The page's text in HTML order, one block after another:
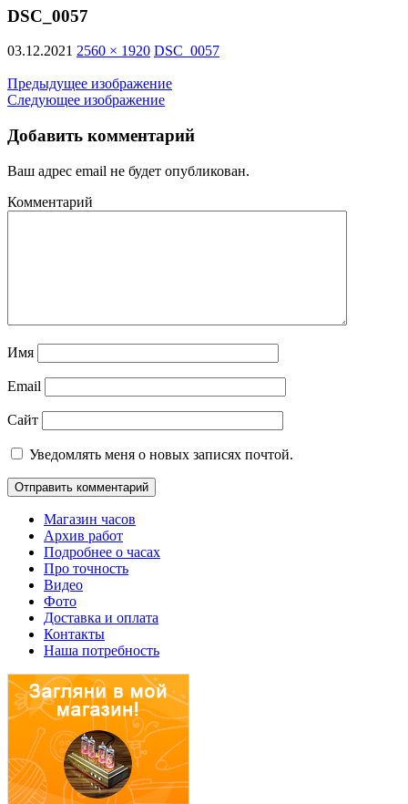
DSC_0057
03.12.2021 2560 × 1920 DSC_0057
Предыдущее изображение
Следующее изображение
Добавить комментарий
Ваш адрес email не будет опубликован.
Комментарий
Имя
Email
Сайт
Уведомлять меня о новых записях почтой.
Магазин часов
Архив работ
Подробнее о часах
Про точность
Видео
Фото
Доставка и оплата
Контакты
Наша потребность